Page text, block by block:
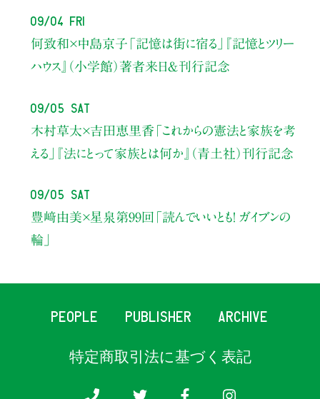
09/04 Fri
何致和×中島京子 「記憶は街に宿る」
『記憶とツリー
ハウス』（小学館）著者来日＆刊行記念
09/05 Sat
木村草太×吉田恵里香 「これからの憲法と家族を考
える」
『法にとって家族とは何か』（青土社）刊行記念
09/05 Sat
豊﨑由美×星泉 第99回「読んでいいとも！ ガイブンの
輪」
PEOPLE PUBLISHER ARCHIVE
特定商取引法に基づく表記